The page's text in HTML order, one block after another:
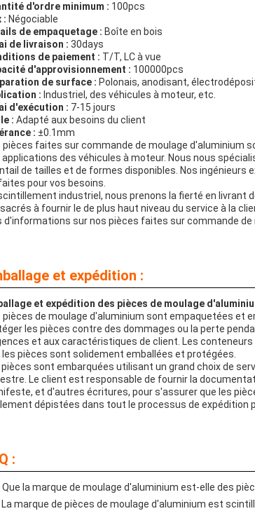
d'ordre minimum : 100pcs
: Négociable
de empaquetage : Boîte en bois
de livraison : 30days
de paiement : T/T, LC à vue
d'approvisionnement : 100000pcs
de surface : Polonais, anodisant,
: Industriel, des véhicules à moteur, etc.
d'exécution : 7-15 jours
: Adapté aux besoins du client
: ±0.1mm
pièces faites sur commande de moulage d'aluminium
applications des véhicules à moteur. Nous nous
de tailles et de formes disponibles. Nos
pour vos besoins.
industriel, nous prenons la fierté en livrant
à fournir le de plus haut niveau du service à la
d'informations sur nos pièces faites sur commande de
et expédition :
et expédition des pièces de moulage
pièces de moulage d'aluminium sont empaquetées et
les pièces contre des dommages ou la perte
et aux caractéristiques de client. Les
les pièces sont solidement emballées et protégées.
pièces sont embarquées utilisant un grand choix de
Le client est responsable de fournir la
et d'autres écritures, pour s'assurer que les
dépistées dans tout le processus de expédition
:
Que la marque de moulage d'aluminium est-elle des
La marque de pièces de moulage d'aluminium est